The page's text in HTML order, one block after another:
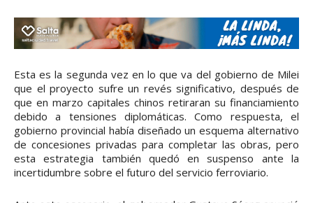
Esta es la segunda vez en lo que va del gobierno de Milei
que el proyecto sufre un revés significativo, después de
que en marzo capitales chinos retiraran su financiamiento
debido a tensiones diplomáticas. Como respuesta, el
gobierno provincial había diseñado un esquema alternativo
de concesiones privadas para completar las obras, pero
esta estrategia también quedó en suspenso ante la
incertidumbre sobre el futuro del servicio ferroviario.